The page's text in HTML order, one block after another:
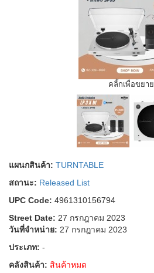
คลิ้กเพื่อขยาย
แผนกสินค้า: TURNTABLE
สถานะ: Released List
UPC Code: 4961310156794
Street Date: 27 กรกฎาคม 2023
วันที่จำหน่าย: 27 กรกฎาคม 2023
ประเภท: -
คลังสินค้า: สินค้าหมด